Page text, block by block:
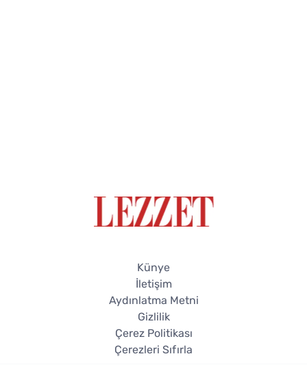
Künye
İletişim
Aydınlatma Metni
Gizlilik
Çerez Politikası
Çerezleri Sıfırla